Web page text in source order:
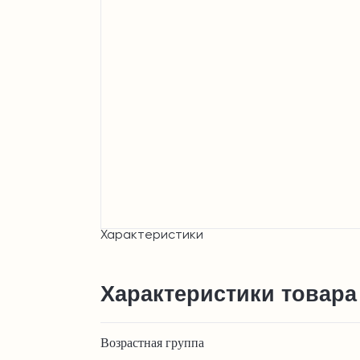
Характеристики
Характеристики товара
Возрастная группа